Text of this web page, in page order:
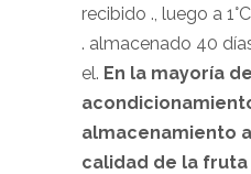
recibido ., luego a
. almacenado 40
el. En la mayoría
almacenamiento
calidad de la fruta